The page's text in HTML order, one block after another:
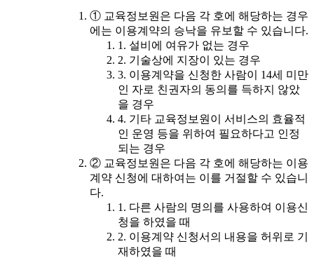
① 교육정보원은 다음 각 호에 해당하는 경우
에는 이용계약의 승낙을 유보할 수 있습니다.
1. 설비에 여유가 없는 경우
2. 기술상에 지장이 있는 경우
3. 이용계약을 신청한 사람이 14세 미만
인 자로 친권자의 동의를 득하지 않았
을 경우
4. 기타 교육정보원이 서비스의 효율적
인 운영 등을 위하여 필요하다고 인정
되는 경우
② 교육정보원은 다음 각 호에 해당하는 이용
계약 신청에 대하여는 이를 거절할 수 있습니
다.
1. 다른 사람의 명의를 사용하여 이용신
청을 하였을 때
2. 이용계약 신청서의 내용을 허위로 기
재하였을 때